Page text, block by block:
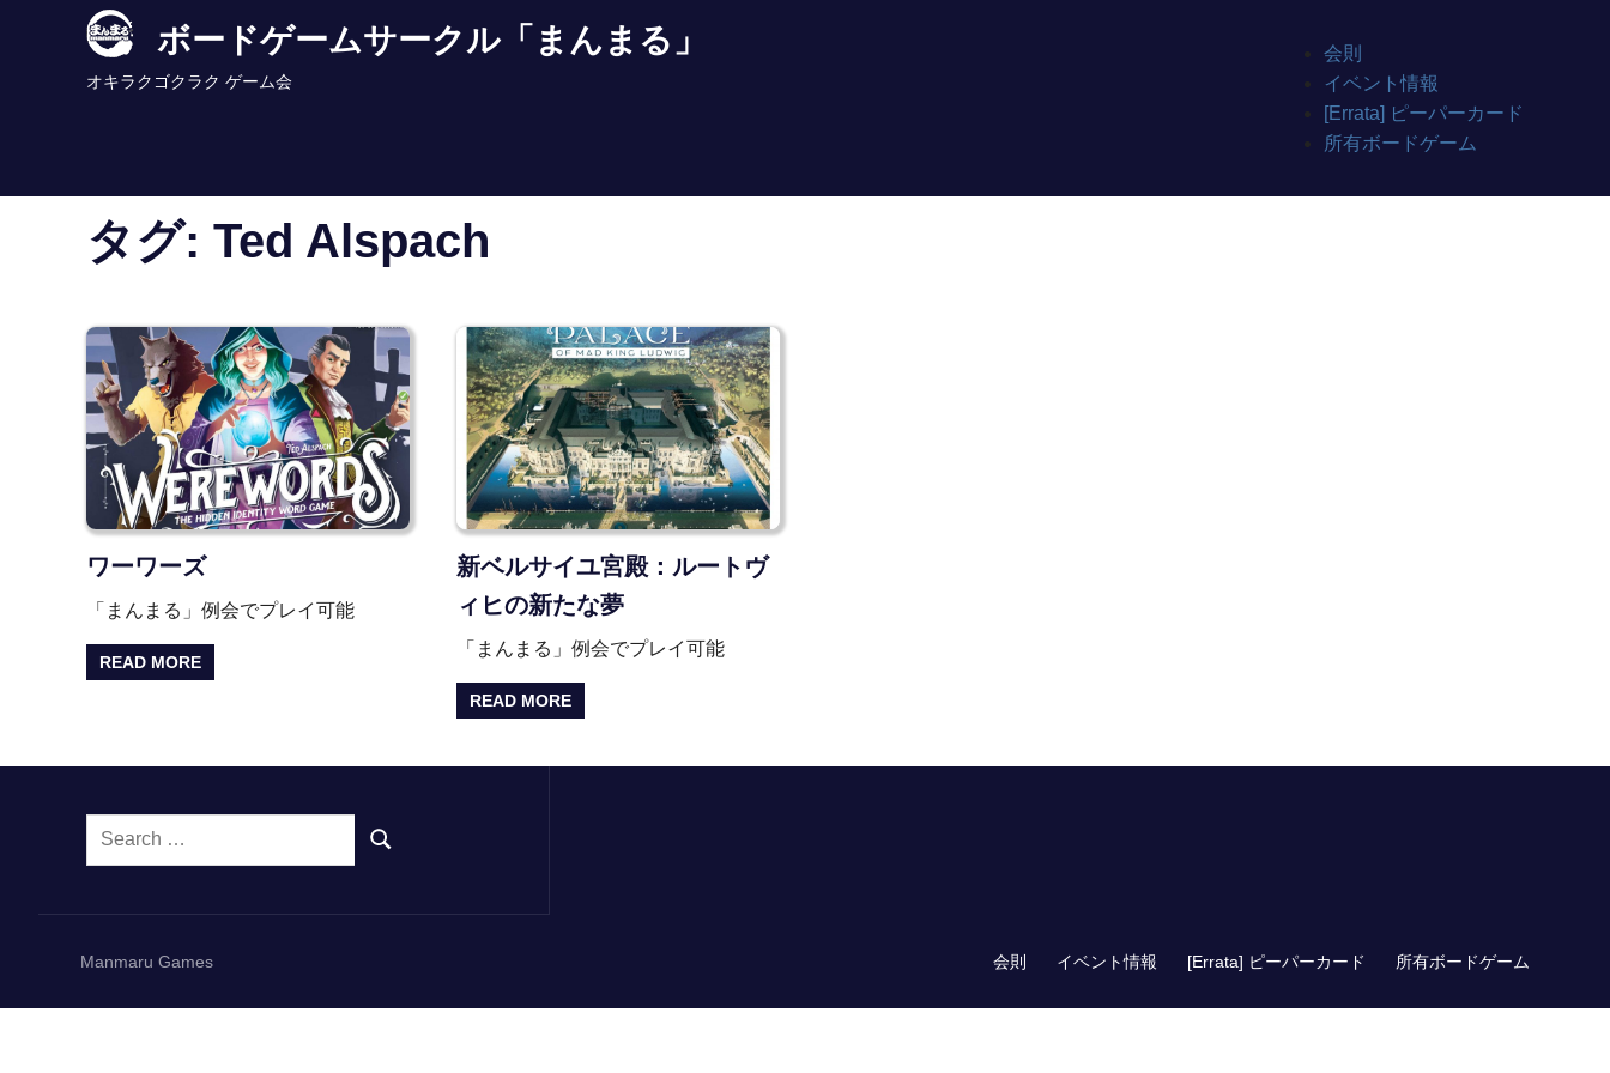
ボードゲームサークル「まんまる」
オキラクゴクラク ゲーム会
会則
イベント情報
[Errata] ピーパーカード
所有ボードゲーム
タグ: Ted Alspach
ワーワーズ
「まんまる」例会でプレイ可能
READ MORE
新ベルサイユ宮殿：ルートヴ
ィヒの新たな夢
「まんまる」例会でプレイ可能
READ MORE
Search
SEARCH
Manmaru Games 会則 イベント情報 [Errata] ピーパーカード 所有ボードゲーム